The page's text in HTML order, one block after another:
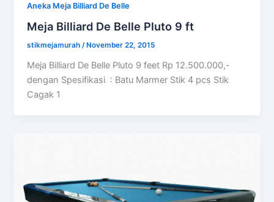
Aneka Meja Billiard De Belle
Meja Billiard De Belle Pluto 9 ft
stikmejamurah/ November 22, 2015
Meja Billiard De Belle Pluto 9 feet Rp 12.500.000,-
dengan Spesifikasi : Batu Marmer Stik 4 pcs Stik
Cagak 1